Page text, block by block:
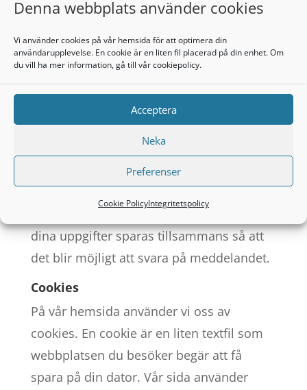
Denna webbplats använder cookies
Vi använder cookies på vår hemsida för att optimera din
användarupplevelse. En cookie är en liten fil placerad på din enhet. Om
du vill ha mer information, gå till vårcookiepolicy.
Acceptera
Neka
Preferenser
Cookie PolicyIntegritetspolicy
personuppgifter till tredje part i andra fall
för att följa lagstadgade krav.
via vår hemsida och
nyhetsbrev mm.
Kontaktformulär
Med kryssrutan vid formuläret på vår
hemsida godkänner du att du förstår att
dina uppgifter sparas tillsammans så att
det blir möjligt att svara på meddelandet.
Cookies
På vår hemsida använder vi oss av
cookies. En cookie är en liten textfil som
webbplatsen du besöker begär att få
spara på din dator. Vår sida använder